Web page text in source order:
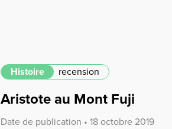
Histoire recension
Aristote au Mont Fuji
Date de publication • 18 octobre 2019